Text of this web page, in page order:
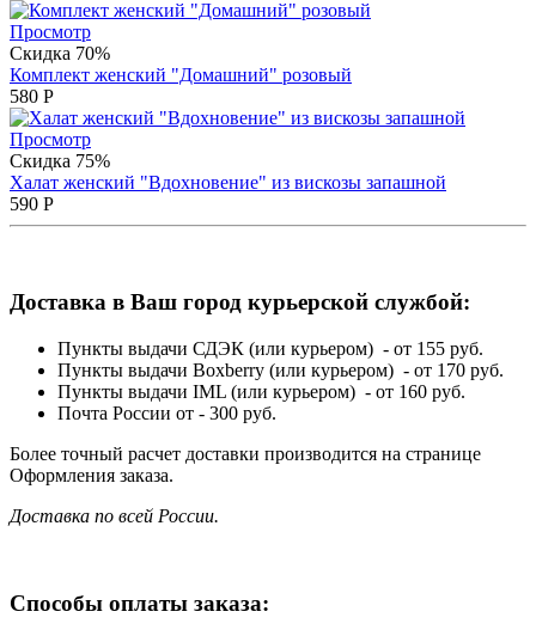
Просмотр
Скидка 70%
Комплект женский "Домашний" розовый
580 Р
Просмотр
Скидка 75%
Халат женский "Вдохновение" из вискозы запашной
590 Р
Доставка в Ваш город курьерской службой:
Пункты выдачи СДЭК (или курьером) - от 155 руб.
Пункты выдачи Boxberry (или курьером) - от 170 руб.
Пункты выдачи IML (или курьером) - от 160 руб.
Почта России от - 300 руб.
Более точный расчет доставки производится на странице
Оформления заказа.
Доставка по всей России.
Способы оплаты заказа: